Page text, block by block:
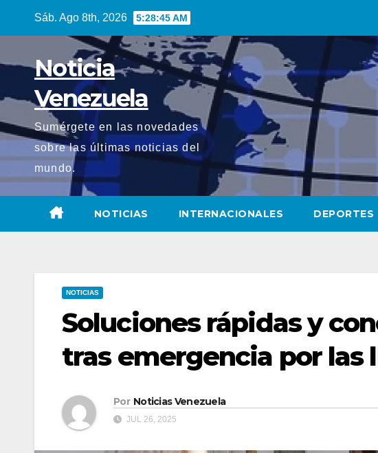
Sáb. Ago 8th, 2026 5:28:46 AM
Noticia
Venezuela
Sumérgete en las novedades
sobre las últimas noticias del
mundo.
NOTICIAS INTERNACIONALES DEPORTES
NOTICIAS
Soluciones rápidas y
tras emergencia por las
Por Noticias Venezuela
JUL 26, 2025